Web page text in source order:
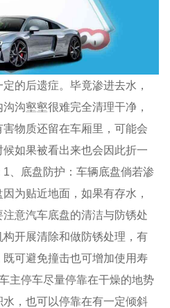
的后遗症。毕竟渗进去水，
沟壑壑很难完全清理干净，
物质还留在车厢里，可能会
如果被看出来也会因此折一
、底盘防护：车辆底盘倘若渗
为贴近地面，如果有存水，
意汽车底盘的清洁与防锈处
开展清除和做防锈处理，有
可避免撞击也可增加使用寿
主停车尽量停靠在干燥的地势
，也可以停靠在有一定倾斜